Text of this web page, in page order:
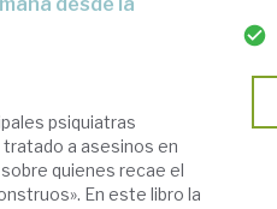
psiquiatras
a asesinos en
quienes recae el
En este libro la